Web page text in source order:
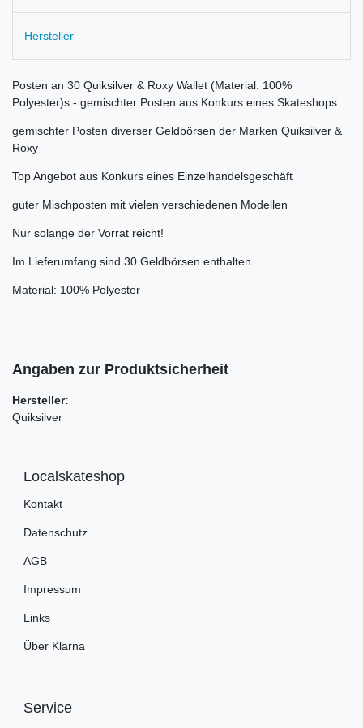
Hersteller
Posten an 30 Quiksilver & Roxy Wallet (Material: 100%
Polyester)s - gemischter Posten aus Konkurs eines Skateshops
gemischter Posten diverser Geldbörsen der Marken Quiksilver &
Roxy
Top Angebot aus Konkurs eines Einzelhandelsgeschäft
guter Mischposten mit vielen verschiedenen Modellen
Nur solange der Vorrat reicht!
Im Lieferumfang sind 30 Geldbörsen enthalten.
Material: 100% Polyester
Angaben zur Produktsicherheit
Hersteller:
Quiksilver
Localskateshop
Kontakt
Datenschutz
AGB
Impressum
Links
Über Klarna
Service